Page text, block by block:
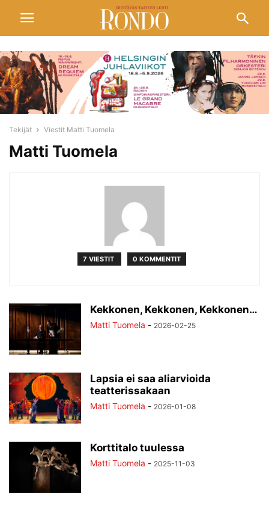
Tekijät Viestit Matti Tuomela
Matti Tuomela
7 VIESTIT 0 KOMMENTIT
Kekkonen, Kekkonen, Kekkonen…
Matti Tuomela - 2026-02-25
Lapsia ei saa aliarvioida
teatterissakaan
Matti Tuomela - 2026-01-08
Korttitalo tuulessa
Matti Tuomela - 2025-11-03